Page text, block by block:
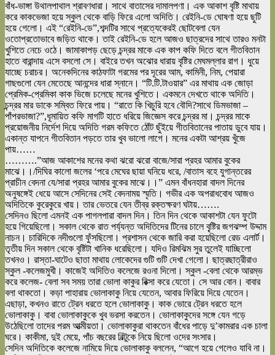
বাঁধ-ভাঙ্গা উথালপাথাল শ্রাবণধারা। সাথে বাতাসের দামালপণা। এক আকাশ বৃষ্টি মাথায়
করে কাকভেজা হয়ে স্কুল থেকে বাড়ি ফিরে এলো অদিতি। রেইনি-ডে ঘোষণা হয়ে ছুটি
হয়ে গেলো। এই “রেইনি-ডে”,শব্দটির সাথে প্রত্যেকেরই ছোটবেলা যেন
ওতোপ্রতোভাবে জড়িত থাকে। তাই রেইনি-ডে হলে আজও ছাত্রদের সাথে তারও মনটা
খুশিতে নেচে ওঠে। জামাকাপড় ছেড়ে চন্দ্রর মাকে এক কাপ কফি দিতে বলে গীতবিতান
হাতে বারান্দায় এসে বসলো সে। বাইরে তখন অঝোর ধারায় বৃষ্টির মেঘমল্লার রাগ। ধুয়ে
যাচ্ছে চরাচর। অনেকদিনের কাঠফাটা গরমের পর দূরের আম, কামিনী, নিম, পেয়ারা
গাছগুলো যেন মেতেছে আনন্দের ধারা স্নানে। “টি.টি.টাওয়ার” এর মাথায় এক জোড়া
প্রেমিক-প্রেমিকা কাক ভিজে চলেছে মনের খুশিতে। একমনে দেখতে থাকে অদিতি।
চন্দ্রর মার ডাকে সম্বিত ফিরে পায়। “রাতে কি খিচুরি হবে বৌদি?সাথে ডিমভাজা –
পাঁপরভাজা?”,ধূমায়িত কফি মাগটি হাতে ধরিয়ে জিজ্ঞেস করে চন্দ্রর মা। চন্দ্রর মাকে
প্রয়োজনীয় নির্দেশ দিয়ে অদিতি গরম কফিতে ঠোঁট ছুঁইয়ে গীতবিতানের পাতায় ডুবে যায়।
একান্ত যাপনে গীতবিতান পড়তে তার খুব ভালো লাগে। মনের একটা আশ্রয় খুঁজে
পায়……
……….”আজ আকাশের মনের কথা ঝরো ঝরো বাজে/সারা প্রহর আমার বুকের
মাঝে।।/দিঘির কালো জলের ‘পরে মেঘের ছায়া ঘনিয়ে ধরে, /বাতাস বহে যুগান্তরের
প্রাচীন বেদনা যে/সারা প্রহর আমার বুকের মাঝে।।” এমন বাঁধনহারা বাদল দিনের
অনুষঙ্গেই ধেয়ে আসে সেদিনের সেই বেদনাময় স্মৃতি। গভীর এক অপরাধবোধ আজও
অদিতিকে কুরেকুরে খায়। তার ভেতরে যেন তীব্র রক্তক্ষরণ ঘটায়…….
সেদিনও ছিলো এমনই এক পাগলপারা বাদল দিন। তিন দিন থেকে আকাশটা যেন ফুটো
হয়ে গিয়েছিলো। সকাল থেকে রাত পর্য্যন্ত অদিতিদের টিনের চালে বৃ্ষ্টির জগঝম্প উদ্দাম
নাচন। চারিদিকে নদীগুলো ফুঁসছিলো। প্রশাসন থেকে জারি করা হয়েছিলো রেড এলার্ট।
তৃতীয় দিন সকাল থেকে বৃষ্টিটা খানিক ধরেছিলো। যদিও রিমঝিম সুর তুলেই যাচ্ছিলো
তখনও। রাস্তা-ঘাটেও ছাতা মাথায় লোকেদের গুটি গুটি দেখা গেলো। ছাত্রছাত্রীরাও
স্কুল -কলেজমুখী। কাজেই অদিতিও কলেজে রওনা দিলো। স্কুল -বেলা থেকে আরম্ভ
করে কলেজ- বেলা সব সময় তারা ভোলা কাকুর রিক্সা করে যেতো। সে আর বোন। বাবার
বলা থাকতো। কড়া পাহারায় ভোলাকাকু নিয়ে যেতেন, আবার ফিরিয়ে দিয়ে যেতেন।
এছাড়া, কখনও রাতে ট্রেন ধরতে হলে ভোলাকাকু। কাক ভোরে ট্রেন ধরতে হলে
ভোলাকাকু। বাবা ভোলাকাকুকে খুব ভরসা করতেন। ভোলাকাকুদের সঙ্গে যেন গড়ে
উঠেছিলো তাদের পরম আত্মীয়তা। ভোলাকাকুরা থাকতেন বাঁধের পাড়ে দু’কামরার এক চালা
ঘরে। কাকীমা, দুই মেয়ে, পাঁচ বছরের বিল্টুকে নিয়ে ছিলো ওদের সংসার।
সেদিন অদিতিকে কলেজে নামিয়ে দিয়ে ভোলাকাকু বললেন, “আগে হয়ে গেলেও যাবি না।